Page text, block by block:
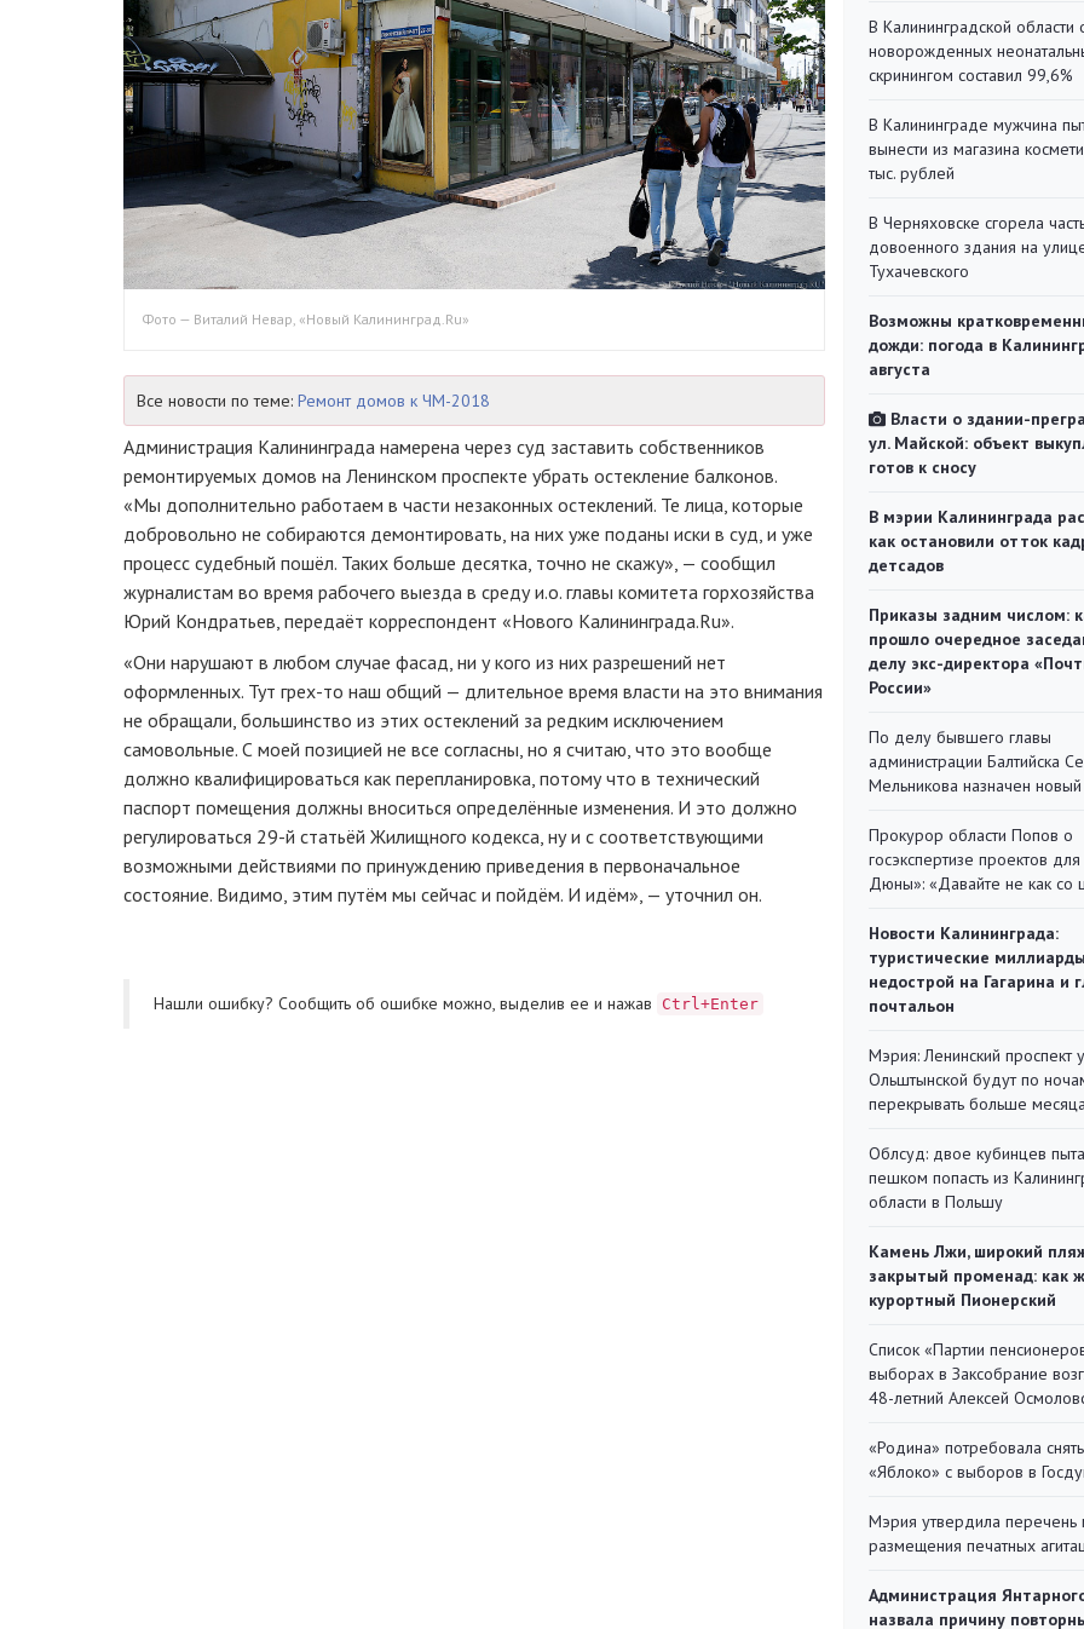
Фото — Виталий Невар, «Новый Калининград.Ru»
Все новости по теме: Ремонт домов к ЧМ-2018
Администрация Калининграда намерена через суд заставить собственников
ремонтируемых домов на Ленинском проспекте убрать остекление балконов.
«Мы дополнительно работаем в части незаконных остеклений. Те лица, которые
добровольно не собираются демонтировать, на них уже поданы иски в суд, и уже
процесс судебный пошёл. Таких больше десятка, точно не скажу», — сообщил
журналистам во время рабочего выезда в среду и.о. главы комитета горхозяйства
Юрий Кондратьев, передаёт корреспондент «Нового Калининграда.Ru».
«Они нарушают в любом случае фасад, ни у кого из них разрешений нет
оформленных. Тут грех-то наш общий — длительное время власти на это внимания
не обращали, большинство из этих остеклений за редким исключением
самовольные. С моей позицией не все согласны, но я считаю, что это вообще
должно квалифицироваться как перепланировка, потому что в технический
паспорт помещения должны вноситься определённые изменения. И это должно
регулироваться 29-й статьёй Жилищного кодекса, ну и с соответствующими
возможными действиями по принуждению приведения в первоначальное
состояние. Видимо, этим путём мы сейчас и пойдём. И идём», — уточнил он.
Нашли ошибку? Cообщить об ошибке можно, выделив ее и нажав Ctrl+Enter
В Калининградской области
новорожденных
скринингом составил 99,6%
В Калининграде мужчина
вынести из магазина
тыс. рублей
В Черняховске сгорела
довоенного здания на
Тухачевского
Возможны
дожди: погода в
августа
Власти о здании-
ул. Майской: объект
готов к сносу
В мэрии Калининграда
как остановили отток
детсадов
Приказы задним числом:
прошло очередное
делу экс-директора
России»
По делу бывшего главы
администрации Балтийска
Мельникова назначен новый
Прокурор области Попов о
госэкспертизе проектов
Дюны»: «Давайте не как со
Новости Калининграда:
туристические
недострой на Гагарина и
почтальон
Мэрия: Ленинский проспект у
Ольштынской будут по
перекрывать больше месяца
Облсуд: двое кубинцев
пешком попасть из
области в Польшу
Камень Лжи, широкий
закрытый променад: как
курортный Пионерский
Список «Партии
выборах в Заксобрание
48-летний Алексей
«Родина» потребовала снять
«Яблоко» с выборов в
Мэрия утвердила перечень
размещения печатных
Администрация
назвала причину